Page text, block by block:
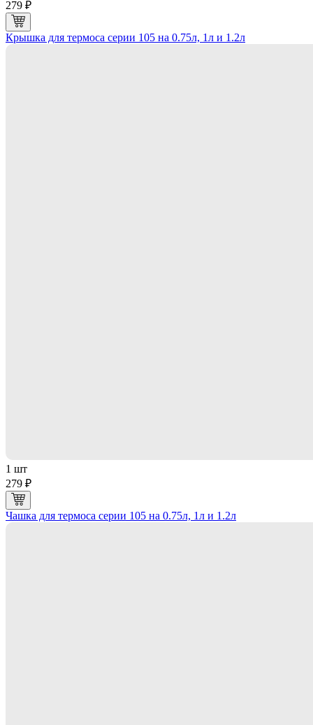
279 ₽
Крышка для термоса серии 105 на 0.75л, 1л и 1.2л
1 шт
279 ₽
Чашка для термоса серии 105 на 0.75л, 1л и 1.2л